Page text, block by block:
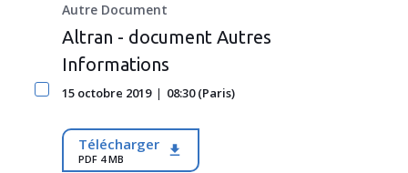
Autre Document
Altran - document Autres
Informations
15 octobre 2019 08:30 (Paris)
Télécharger
PDF 4 MB